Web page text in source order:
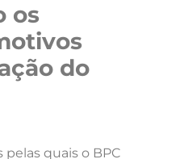
os
do
pelas quais o BPC